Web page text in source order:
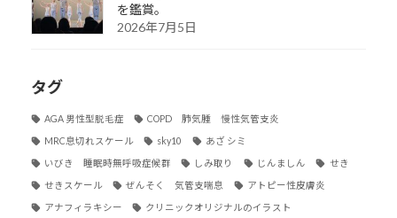
を鑑賞。
2026年7月5日
タグ
AGA 男性型脱毛症 COPD 肺気腫 慢性気管支炎
MRC息切れスケール sky10 あざ シミ
いびき 睡眠時無呼吸症候群 しみ取り じんましん せき
せきスケール ぜんそく 気管支喘息 アトピー性皮膚炎
アナフィラキシー クリニックオリジナルのイラスト